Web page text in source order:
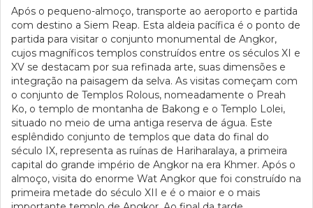
Após o pequeno-almoço, transporte ao aeroporto e partida
com destino a Siem Reap. Esta aldeia pacífica é o ponto de
partida para visitar o conjunto monumental de Angkor,
cujos magníficos templos construídos entre os séculos XI e
XV se destacam por sua refinada arte, suas dimensões e
integração na paisagem da selva. As visitas começam com
o conjunto de Templos Rolous, nomeadamente o Preah
Ko, o templo de montanha de Bakong e o Templo Lolei,
situado no meio de uma antiga reserva de água. Este
esplêndido conjunto de templos que data do final do
século IX, representa as ruínas de Hariharalaya, a primeira
capital do grande império de Angkor na era Khmer. Após o
almoço, visita do enorme Wat Angkor que foi construído na
primeira metade do século XII e é o maior e o mais